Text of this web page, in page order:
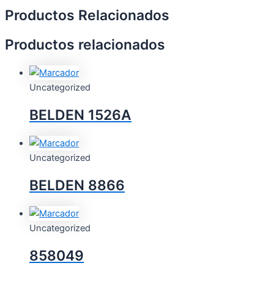
Productos Relacionados
Productos relacionados
Uncategorized
BELDEN 1526A
Uncategorized
BELDEN 8866
Uncategorized
858049